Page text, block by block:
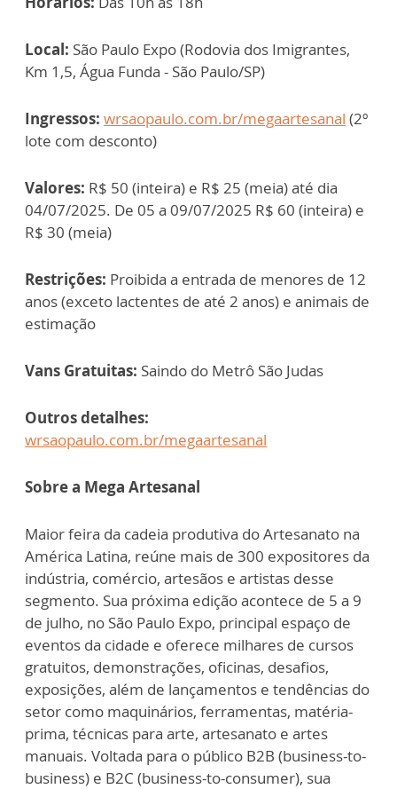
Local: São Paulo Expo (Rodovia dos Imigrantes,
Km 1,5, Água Funda - São Paulo/SP)
Ingressos: wrsaopaulo.com.br/megaartesanal (2º
lote com desconto)
Valores: R$ 50 (inteira) e R$ 25 (meia) até dia
04/07/2025. De 05 a 09/07/2025 R$ 60 (inteira) e
R$ 30 (meia)
Restrições: Proibida a entrada de menores de 12
anos (exceto lactentes de até 2 anos) e animais de
estimação
Vans Gratuitas: Saindo do Metrô São Judas
Outros detalhes:
wrsaopaulo.com.br/megaartesanal
Sobre a Mega Artesanal
Maior feira da cadeia produtiva do Artesanato na
América Latina, reúne mais de 300 expositores da
indústria, comércio, artesãos e artistas desse
segmento. Sua próxima edição acontece de 5 a 9
de julho, no São Paulo Expo, principal espaço de
eventos da cidade e oferece milhares de cursos
gratuitos, demonstrações, oficinas, desafios,
exposições, além de lançamentos e tendências do
setor como maquinários, ferramentas, matéria-
prima, técnicas para arte, artesanato e artes
manuais. Voltada para o público B2B (business-to-
business) e B2C (business-to-consumer), sua